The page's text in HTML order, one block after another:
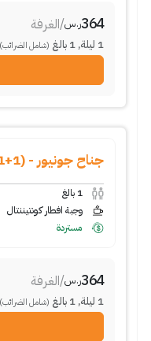
364ر.س/الغرفة
1 ليلة,
1 بالغ (شامل الضرائب)
جناح جونيور - (1+1 junior suite)
1 بالغ
وجبة افطار كونتيننتال
مستردة
364ر.س/الغرفة
1 ليلة,
1 بالغ (شامل الضرائب)